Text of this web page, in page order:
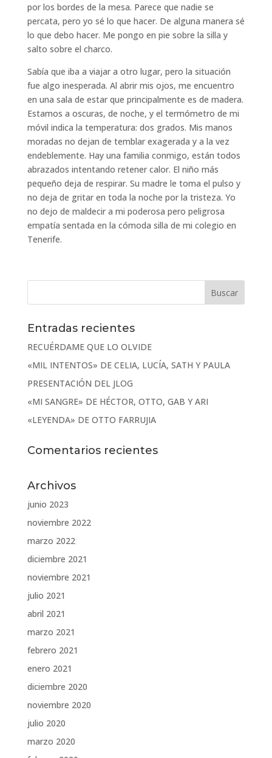
por los bordes de la mesa. Parece que nadie se
percata, pero yo sé lo que hacer. De alguna manera sé
lo que debo hacer. Me pongo en pie sobre la silla y
salto sobre el charco.
Sabía que iba a viajar a otro lugar, pero la situación
fue algo inesperada. Al abrir mis ojos, me encuentro
en una sala de estar que principalmente es de madera.
Estamos a oscuras, de noche, y el termómetro de mi
móvil indica la temperatura: dos grados. Mis manos
moradas no dejan de temblar exagerada y a la vez
endeblemente. Hay una familia conmigo, están todos
abrazados intentando retener calor. El niño más
pequeño deja de respirar. Su madre le toma el pulso y
no deja de gritar en toda la noche por la tristeza. Yo
no dejo de maldecir a mi poderosa pero peligrosa
empatía sentada en la cómoda silla de mi colegio en
Tenerife.
Entradas recientes
RECUÉRDAME QUE LO OLVIDE
«MIL INTENTOS» DE CELIA, LUCÍA, SATH Y PAULA
PRESENTACIÓN DEL JLOG
«MI SANGRE» DE HÉCTOR, OTTO, GAB Y ARI
«LEYENDA» DE OTTO FARRUJIA
Comentarios recientes
Archivos
junio 2023
noviembre 2022
marzo 2022
diciembre 2021
noviembre 2021
julio 2021
abril 2021
marzo 2021
febrero 2021
enero 2021
diciembre 2020
noviembre 2020
julio 2020
marzo 2020